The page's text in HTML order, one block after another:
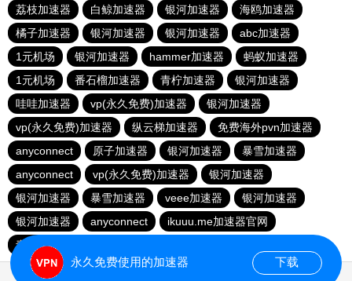
荔枝加速器
白鲸加速器 银河加速器
海鸥加速器
橘子加速器
银河加速器 银河加速器
abc加速器
1元机场
银河加速器 hammer加速器
蚂蚁加速器
1元机场
番石榴加速器 青柠加速器
银河加速器
哇哇加速器
vp(永久免费)加速器
银河加速器
vp(永久免费)加速器
纵云梯加速器
免费海外pvn加速器
anyconnect
原子加速器 银河加速器
暴雪加速器
anyconnect
vp(永久免费)加速器
银河加速器
银河加速器
暴雪加速器 veee加速器
银河加速器
银河加速器
anyconnect
ikuuu.me加速器官网
青柠加速器
永久免费使用的加速器 下载